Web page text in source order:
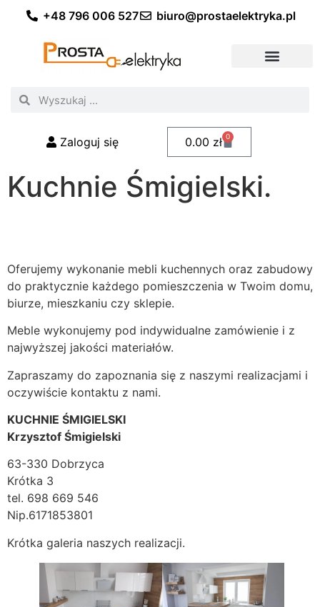
+48 796 006 527 biuro@prostaelektryka.pl
Zaloguj się 0.00 zł 0
Kuchnie Śmigielski.
Oferujemy wykonanie mebli kuchennych oraz zabudowy
do praktycznie każdego pomieszczenia w Twoim domu,
biurze, mieszkaniu czy sklepie.
Meble wykonujemy pod indywidualne zamówienie i z
najwyższej jakości materiałów.
Zapraszamy do zapoznania się z naszymi realizacjami i
oczywiście kontaktu z nami.
KUCHNIE ŚMIGIELSKI
Krzysztof Śmigielski
63-330 Dobrzyca
Krótka 3
tel. 698 669 546
Nip.6171853801
Krótka galeria naszych realizacji.